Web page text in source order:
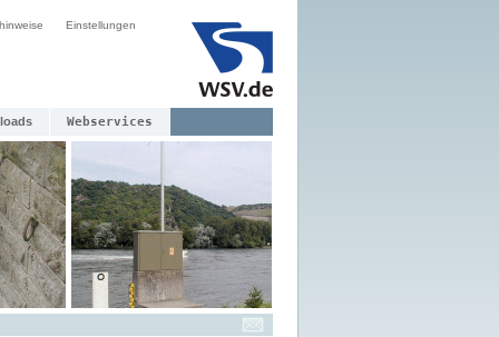
Einstellungen
Webservices